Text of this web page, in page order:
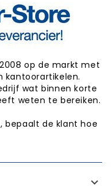
op de markt met
kantoorartikelen.
wat binnen korte
weten te bereiken.
bepaalt de klant hoe
